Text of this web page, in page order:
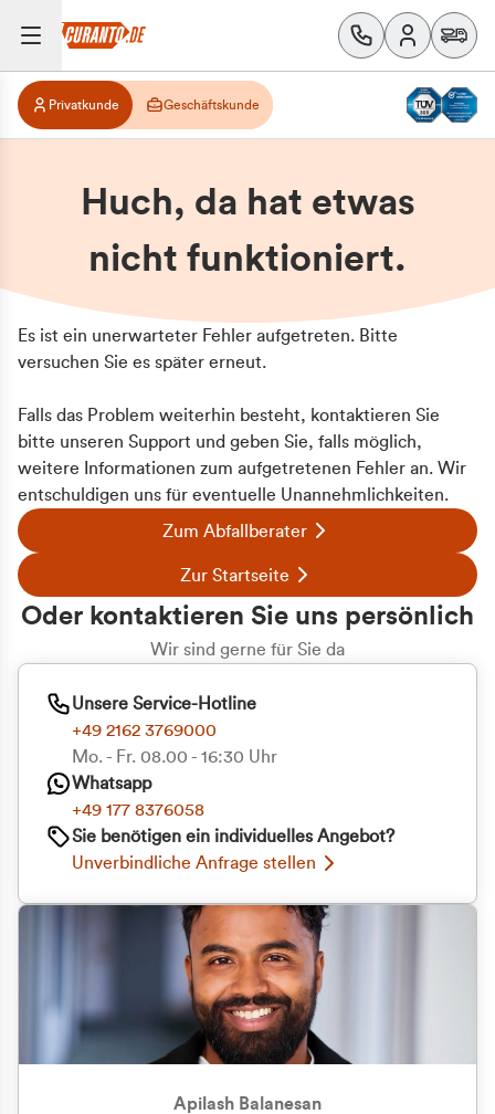
Privatkunde Geschäftskunde
Huch, da hat etwas
nicht funktioniert.
Es ist ein unerwarteter Fehler aufgetreten. Bitte
versuchen Sie es später erneut.
Falls das Problem weiterhin besteht, kontaktieren Sie
bitte unseren Support und geben Sie, falls möglich,
weitere Informationen zum aufgetretenen Fehler an. Wir
entschuldigen uns für eventuelle Unannehmlichkeiten.
Zum Abfallberater
Zur Startseite
Oder kontaktieren Sie uns persönlich
Wir sind gerne für Sie da
Unsere Service-Hotline
+49 2162 3769000
Mo. - Fr. 08.00 - 16:30 Uhr
Whatsapp
+49 177 8376058
Sie benötigen ein individuelles Angebot?
Unverbindliche Anfrage stellen
Apilash Balanesan